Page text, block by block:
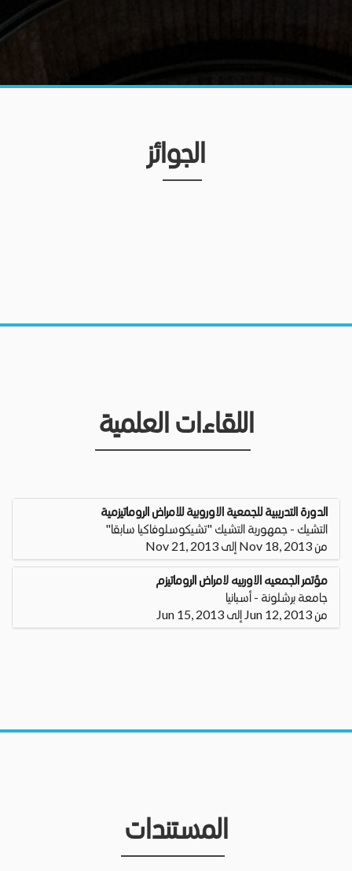
الجوائز
اللقاءات العلمية
الدورة التدريبية للجمعية الاوروبية للامراض الروماتيزمية
التشيك - جمهورية التشيك "تشيكوسلوفاكيا سابقا"
من Nov 18, 2013 إلى Nov 21, 2013
مؤتمر الجمعيه الاوربيه لامراض الروماتيزم
جامعة برشلونة - أسبانيا
من Jun 12, 2013 إلى Jun 15, 2013
المستندات